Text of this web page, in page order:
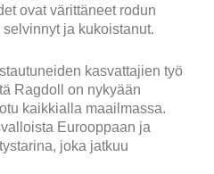
ovat värittäneet rodun
ja kukoistanut.
kasvattajien työ
Ragdoll on nykyään
kaikkialla maailmassa.
Eurooppaan ja
joka jatkuu